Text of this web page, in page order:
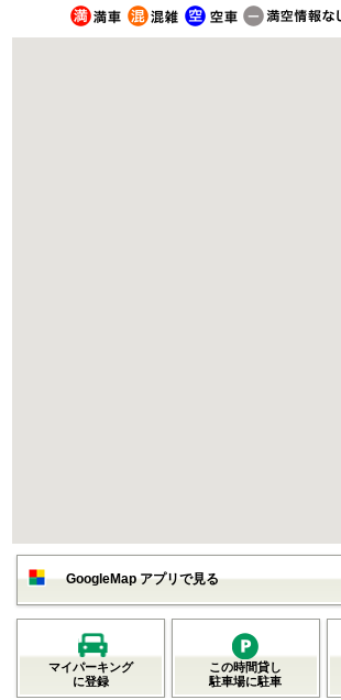
GoogleMap アプリで見る
マイパーキング
に登録
この時間貸し
駐車場に駐車